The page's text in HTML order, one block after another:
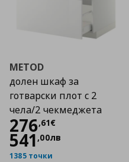
METOD
долен шкаф за
готварски плот с 2
чела/2 чекмеджета
276,61€
Цена
541 ,00лв
1385 точки